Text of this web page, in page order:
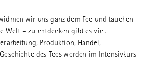
wir uns ganz dem Tee und tauchen
Welt – zu entdecken gibt es viel.
Produktion, Handel,
des Tees werden im Intensivkurs